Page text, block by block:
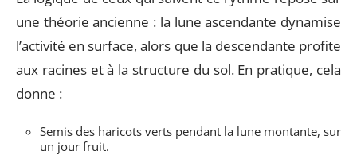
une théorie ancienne : la lune ascendante dynamise
l’activité en surface, alors que la descendante profite
aux racines et à la structure du sol. En pratique, cela
donne :
Semis des haricots verts pendant la lune montante, sur
un jour fruit.